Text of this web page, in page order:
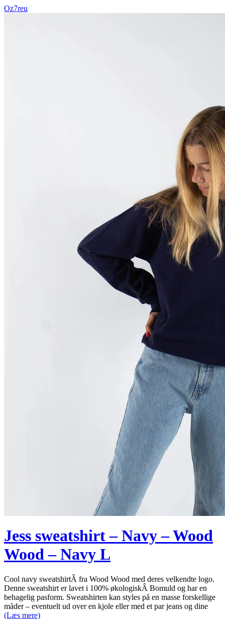
Oz7reu
Jess sweatshirt – Navy – Wood
Wood – Navy L
Cool navy sweatshirtÂ fra Wood Wood med deres velkendte logo.
Denne sweatshirt er lavet i 100% økologiskÂ Bomuld og har en
behagelig pasform. Sweatshirten kan styles på en masse forskellige
måder – eventuelt ud over en kjole eller med et par jeans og dine
(Læs mere)